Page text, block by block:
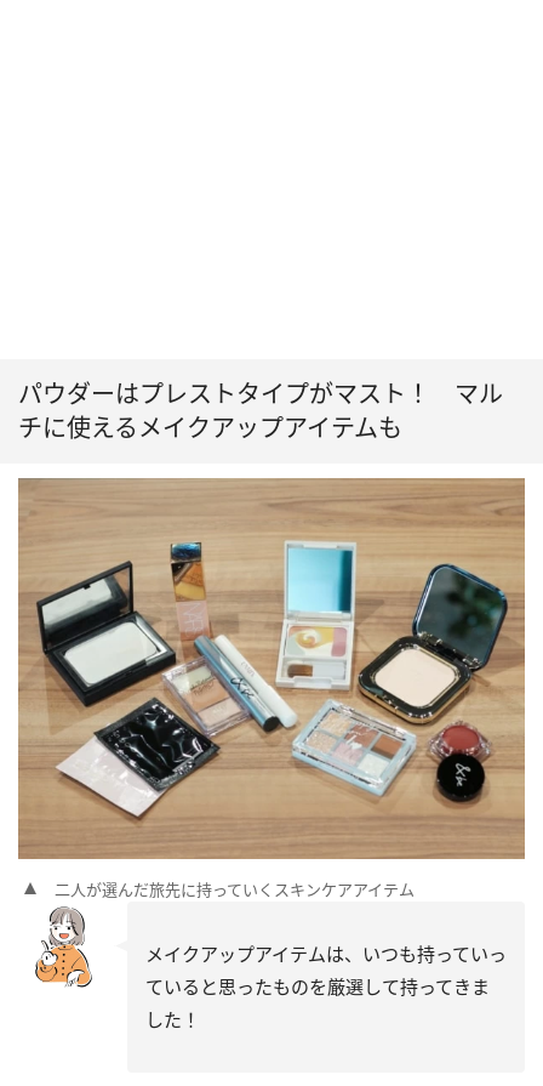
パウダーはプレストタイプがマスト！ マル
チに使えるメイクアップアイテムも
二人が選んだ旅先に持っていくスキンケアアイテム
メイクアップアイテムは、いつも持っていっ
ていると思ったものを厳選して持ってきま
した！